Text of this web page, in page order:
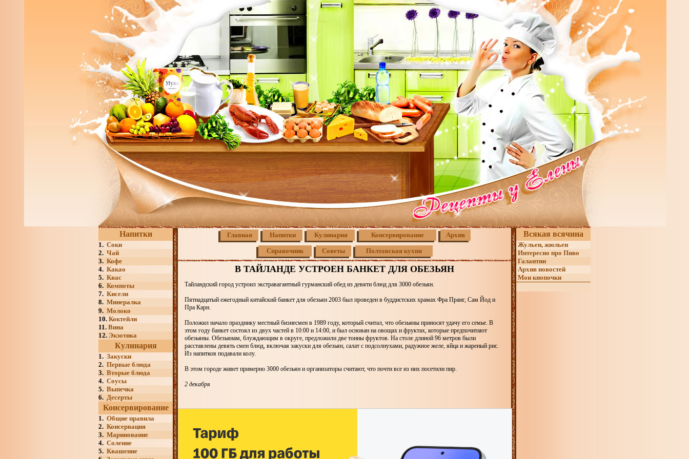
Напитки
1. Соки
2. Чай
3. Кофе
4. Какао
5. Квас
6. Компоты
7. Кисели
8. Минералка
9. Молоко
10. Коктейли
11. Вина
12. Экзотика
Кулинария
1. Закуски
2. Первые блюда
3. Вторые блюда
4. Соусы
5. Выпечка
6. Десерты
Консервирование
1. Общие правила
2. Консервация
3. Маринование
4. Соление
5. Квашение
Главная Напитки Кулинария Консервирование Архив
Справочник Советы Полтавская кухня
В ТАЙЛАНДЕ УСТРОЕН БАНКЕТ ДЛЯ ОБЕЗЬЯН
Тайландский город устроил экстравагантный гурманский обед из девяти блюд для 3000 обезьян.
Пятнадцатый ежегодный китайский банкет для обезьян 2003 был проведен в буддистских храмах Фра Пранг, Сам Йод и
Пра Карн.
Положил начало празднику местный бизнесмен в 1989 году, который считал, что обезьяны приносят удачу его семье. В
этом году банкет состоял из двух частей в 10:00 и 14:00, и был основан на овощах и фруктах, которые предпочитают
обезьяны. Обезьянам, блуждающим в округе, предложили две тонны фруктов. На столе длиной 96 метров были
расставлены девять смен блюд, включая закуски для обезьян, салат с подсолнухами, радужное желе, яйца и жареный рис.
Из напитков подавали колу.
В этом городе живет примерно 3000 обезьян и организаторы считают, что почти все из них посетили пир.
2 декабря
Всякая всячина
Жульен, жюльен
Интересно про Пиво
Галантин
Архив новостей
Мои кнопочки